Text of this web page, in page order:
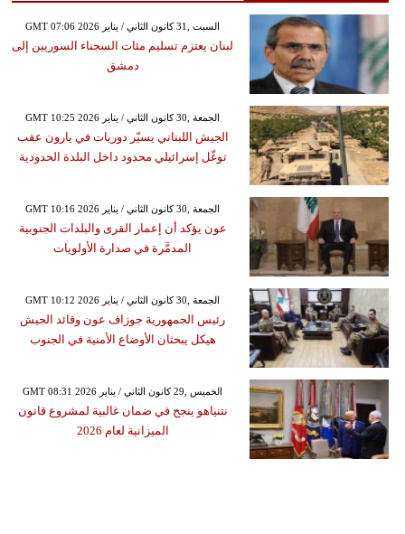
GMT 07:06 2026 السبت ,31 كانون الثاني / يناير
لبنان يعتزم تسليم مئات السجناء السوريين إلى
دمشق
GMT 10:25 2026 الجمعة ,30 كانون الثاني / يناير
الجيش اللبناني يسيّر دوريات في يارون عقب
توغّل إسرائيلي محدود داخل البلدة الحدودية
GMT 10:16 2026 الجمعة ,30 كانون الثاني / يناير
عون يؤكد أن إعمار القرى والبلدات الجنوبية
المدمَّرة في صدارة الأولويات
GMT 10:12 2026 الجمعة ,30 كانون الثاني / يناير
رئيس الجمهورية جوزاف عون وقائد الجيش
هيكل يبحثان الأوضاع الأمنية في الجنوب
GMT 08:31 2026 الخميس ,29 كانون الثاني / يناير
نتنياهو ينجح في ضمان غالبية لمشروع قانون
الميزانية لعام 2026